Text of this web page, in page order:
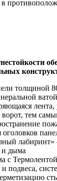
толщиной
лента,
тем
и дыма
с
подвеса,